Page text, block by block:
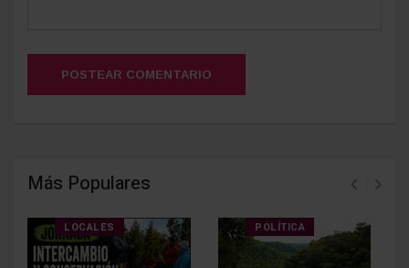
POSTEAR COMENTARIO
Más Populares
LOCALES POLÍTICA